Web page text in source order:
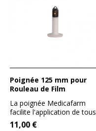
Poignée 125 mm pour
Rouleau de Film
La poignée Medicafarm
facilite l'application de tous
les films étirables...
11,00 €